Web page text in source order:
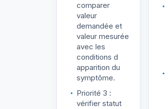
comparer
valeur
demandée et
valeur mesurée
avec les
conditions d
apparition du
symptôme.
Priorité 3 :
vérifier statut